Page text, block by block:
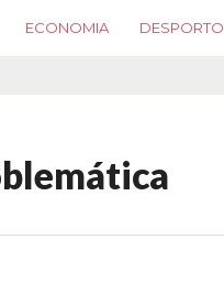
ECONOMIA DESPORTO